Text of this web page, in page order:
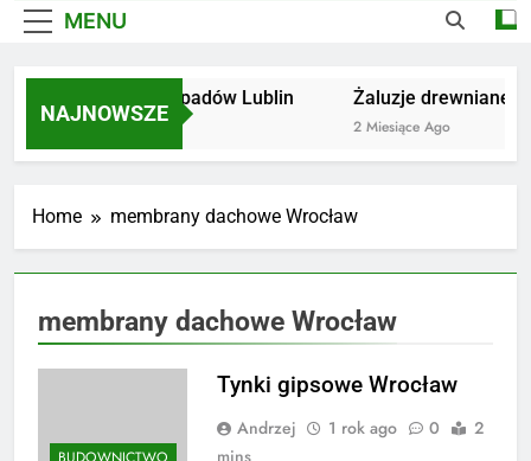
MENU
NAJNOWSZE
Utylizacja odpadów Lublin
2 Miesiące Ago
Żaluzje drewniane
2 Miesiące Ago
Home membrany dachowe Wrocław
membrany dachowe Wrocław
Tynki gipsowe Wrocław
Andrzej 1 rok ago 0
2
mins